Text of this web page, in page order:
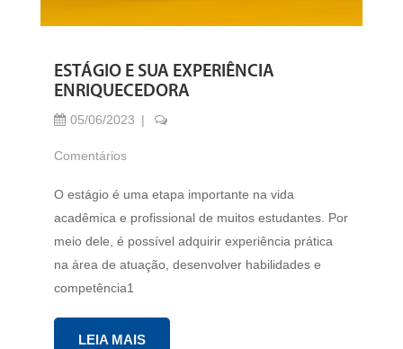
ESTÁGIO E SUA EXPERIÊNCIA
ENRIQUECEDORA
05/06/2023
Comentários
O estágio é uma etapa importante na vida
acadêmica e profissional de muitos estudantes. Por
meio dele, é possível adquirir experiência prática
na área de atuação, desenvolver habilidades e
competência1
LEIA MAIS